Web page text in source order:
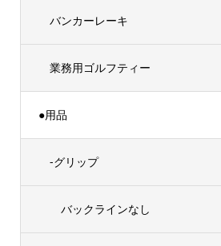
バンカーレーキ
業務用ゴルフティー
●用品
-グリップ
バックラインなし